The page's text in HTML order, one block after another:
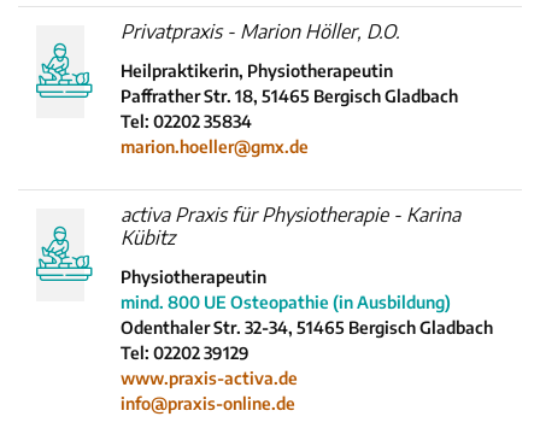
Privatpraxis - Marion Höller, D.O.
Heilpraktikerin, Physiotherapeutin
Paffrather Str. 18, 51465 Bergisch Gladbach
Tel: 02202 35834
marion.hoeller@gmx.de
activa Praxis für Physiotherapie - Karina
Kübitz
Physiotherapeutin
mind. 800 UE Osteopathie (in Ausbildung)
Odenthaler Str. 32-34, 51465 Bergisch Gladbach
Tel: 02202 39129
www.praxis-activa.de
info@praxis-online.de